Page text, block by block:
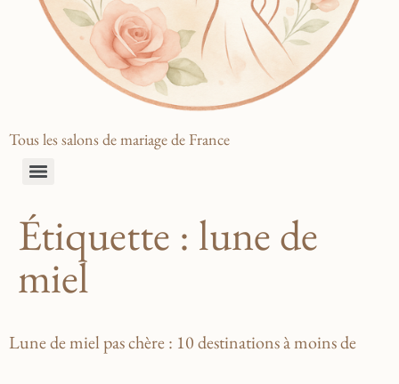
Tous les salons de mariage de France
Étiquette : lune de
miel
Lune de miel pas chère : 10 destinations à moins de